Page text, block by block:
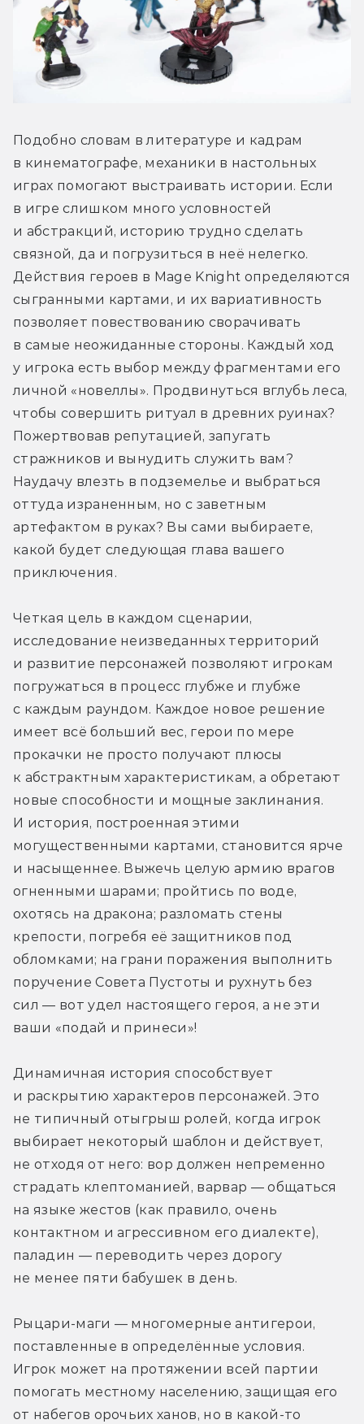
Подобно словам в литературе и кадрам
в кинематографе, механики в настольных
играх помогают выстраивать истории. Если
в игре слишком много условностей
и абстракций, историю трудно сделать
связной, да и погрузиться в неё нелегко.
Действия героев в Mage Knight определяются
сыгранными картами, и их вариативность
позволяет повествованию сворачивать
в самые неожиданные стороны. Каждый ход
у игрока есть выбор между фрагментами его
личной «новеллы». Продвинуться вглубь леса,
чтобы совершить ритуал в древних руинах?
Пожертвовав репутацией, запугать
стражников и вынудить служить вам?
Наудачу влезть в подземелье и выбраться
оттуда израненным, но с заветным
артефактом в руках? Вы сами выбираете,
какой будет следующая глава вашего
приключения.
Четкая цель в каждом сценарии,
исследование неизведанных территорий
и развитие персонажей позволяют игрокам
погружаться в процесс глубже и глубже
с каждым раундом. Каждое новое решение
имеет всё больший вес, герои по мере
прокачки не просто получают плюсы
к абстрактным характеристикам, а обретают
новые способности и мощные заклинания.
И история, построенная этими
могущественными картами, становится ярче
и насыщеннее. Выжечь целую армию врагов
огненными шарами; пройтись по воде,
охотясь на дракона; разломать стены
крепости, погребя её защитников под
обломками; на грани поражения выполнить
поручение Совета Пустоты и рухнуть без
сил — вот удел настоящего героя, а не эти
ваши «подай и принеси»!
Динамичная история способствует
и раскрытию характеров персонажей. Это
не типичный отыгрыш ролей, когда игрок
выбирает некоторый шаблон и действует,
не отходя от него: вор должен непременно
страдать клептоманией, варвар — общаться
на языке жестов (как правило, очень
контактном и агрессивном его диалекте),
паладин — переводить через дорогу
не менее пяти бабушек в день.
Рыцари-маги — многомерные антигерои,
поставленные в определённые условия.
Игрок может на протяжении всей партии
помогать местному населению, защищая его
от набегов орочьих ханов, но в какой-то